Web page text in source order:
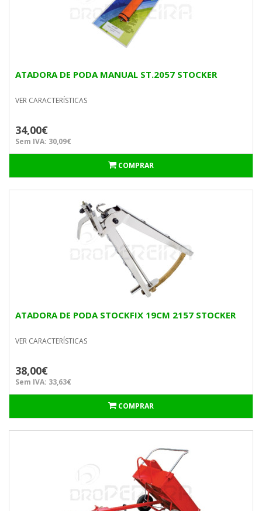
ATADORA DE PODA MANUAL ST.2057 STOCKER
VER CARACTERÍSTICAS
34,00€
Sem IVA: 30,09€
COMPRAR
ATADORA DE PODA STOCKFIX 19CM 2157 STOCKER
VER CARACTERÍSTICAS
38,00€
Sem IVA: 33,63€
COMPRAR